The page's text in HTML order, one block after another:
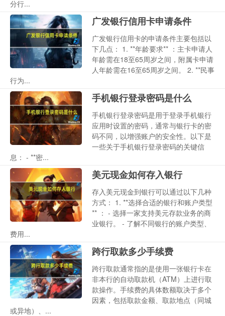
分行...
广发银行信用卡申请条件
广发银行信用卡的申请条件主要包括以
下几点： 1. **年龄要求** ：主卡申请人
年龄需在18至65周岁之间，附属卡申请
人年龄需在16至65周岁之间。 2. **民事
行为...
手机银行登录密码是什么
手机银行登录密码是用于登录手机银行
应用时设置的密码，通常与银行卡的密
码不同，以增强账户的安全性。以下是
一些关于手机银行登录密码的关键信
息： - **密...
美元现金如何存入银行
存入美元现金到银行可以通过以下几种
方式： 1. **选择合适的银行和账户类型
** ： - 选择一家支持美元存款业务的商
业银行。 - 了解不同银行的账户类型、
费用...
跨行取款多少手续费
跨行取款通常指的是使用一张银行卡在
非本行的自动取款机（ATM）上进行取
款操作。手续费的具体数额取决于多个
因素，包括取款金额、取款地点（同城
或异地）、...